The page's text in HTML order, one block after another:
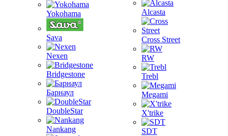
Yokohama
Sava
Nexen
Bridgestone
Барнаул
DoubleStar
Nankang
Alcasta
Cross Street
RW
Trebl
Megami
X'trike
SDT